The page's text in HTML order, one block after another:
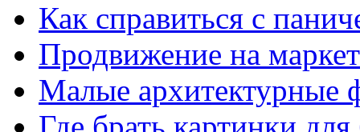
Как справиться с
Продвижение на
Малые архитектурные